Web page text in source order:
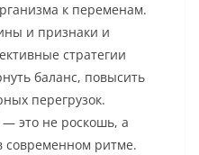
к переменам.
и признаки и
стратегии
баланс, повысить
перегрузок.
— это не роскошь, а
современном ритме.